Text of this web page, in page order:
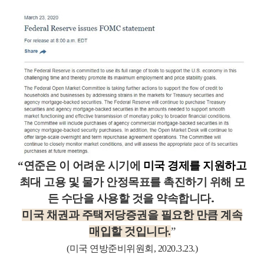
“연준은 이 어려운 시기에 미국 경제를 지원하고
최대 고용 및 물가 안정목표를 촉진하기 위해 모
든 수단을 사용할 것을 약속합니다.
미국 채권과 주택저당증권을 필요한 만큼 계속
매입할 것입니다.”
(미국 연방준비위원회, 2020.3.23.)